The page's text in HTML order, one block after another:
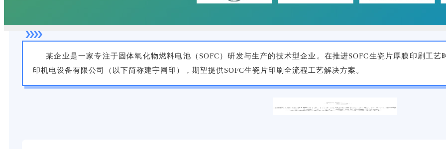
某企业是一家专注于固体氧化物燃料电池（ SOFC）研发与生产的技术型企业 。在推进SOFC生瓷片厚膜印刷工艺
印机电设备有限公司（以下简称建宇网印）
，期望提供SOFC生瓷片印刷全流程工艺解决方案。
01 企业需求与行业难题